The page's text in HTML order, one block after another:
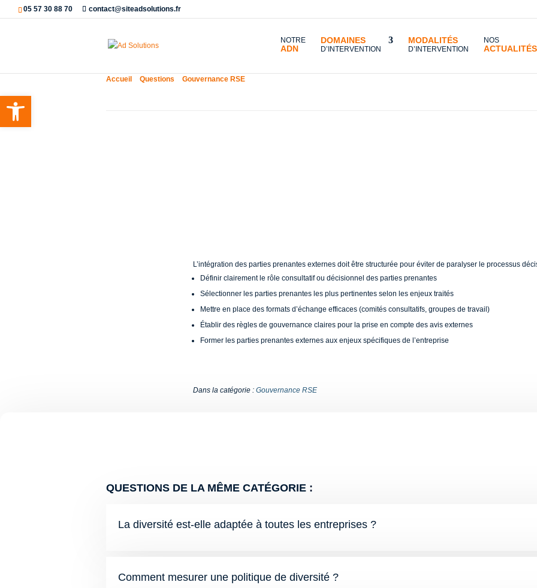
05 57 30 88 70 contact@siteadsolutions.fr
NOTRE
ADN
DOMAINES
D’INTERVENTION
MODALITÉS
D’INTERVENTION
NOS
ACTUALITÉS
Accueil Questions Gouvernance RSE
L’intégration des parties prenantes externes doit être structurée pour éviter de paralyser le processus
Définir clairement le rôle consultatif ou décisionnel des parties prenantes
Sélectionner les parties prenantes les plus pertinentes selon les enjeux traités
Mettre en place des formats d’échange efficaces (comités consultatifs, groupes de travail)
Établir des règles de gouvernance claires pour la prise en compte des avis externes
Former les parties prenantes externes aux enjeux spécifiques de l’entreprise
Dans la catégorie : Gouvernance RSE
QUESTIONS DE LA MÊME CATÉGORIE :
La diversité est-elle adaptée à toutes les entreprises ?
Comment mesurer une politique de diversité ?
Ouvrir la barre d’outils